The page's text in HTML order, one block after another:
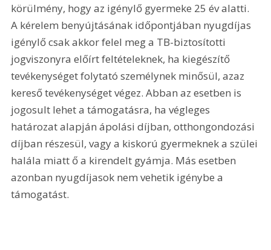
körülmény, hogy az igénylő gyermeke 25 év alatti.
A kérelem benyújtásának időpontjában nyugdíjas
igénylő csak akkor felel meg a TB-biztosítotti
jogviszonyra előírt feltételeknek, ha kiegészítő
tevékenységet folytató személynek minősül, azaz
kereső tevékenységet végez. Abban az esetben is
jogosult lehet a támogatásra, ha végleges
határozat alapján ápolási díjban, otthongondozási
díjban részesül, vagy a kiskorú gyermeknek a szülei
halála miatt ő a kirendelt gyámja. Más esetben
azonban nyugdíjasok nem vehetik igénybe a
támogatást.